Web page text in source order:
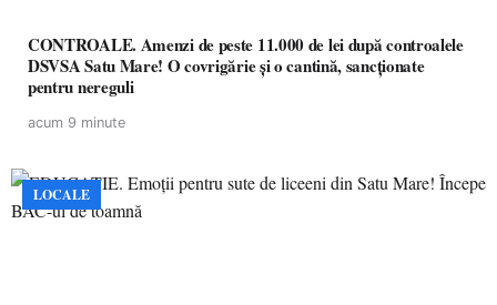
CONTROALE. Amenzi de peste 11.000 de lei după controalele
DSVSA Satu Mare! O covrigărie și o cantină, sancționate
pentru nereguli
acum 9 minute
LOCALE